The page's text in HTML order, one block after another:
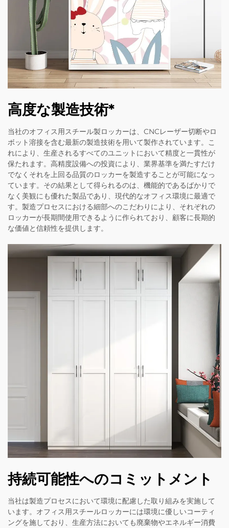
高度な製造技術*
当社のオフィス用スチール製ロッカーは、CNCレーザー切断やロ
ボット溶接を含む最新の製造技術を用いて製作されています。こ
れにより、生産されるすべてのユニットにおいて精度と一貫性が
保たれます。高精度設備への投資により、業界基準を満たすだけ
でなくそれを上回る品質のロッカーを製造することが可能になっ
ています。その結果として得られるのは、機能的であるばかりで
なく美観にも優れた製品であり、現代的なオフィス環境に最適で
す。製造プロセスにおける細部へのこだわりにより、それぞれの
ロッカーが長期間使用できるように作られており、顧客に長期的
な価値と信頼性を提供します。
持続可能性へのコミットメント
当社は製造プロセスにおいて環境に配慮した取り組みを実施して
います。オフィス用スチールロッカーには環境に優しいコーティ
ングを施しており、生産方法においても廃棄物やエネルギー消費